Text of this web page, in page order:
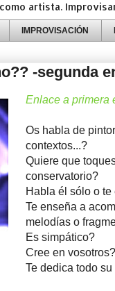
artista.
IMPROVISACIÓN
-segunda
Enlace a primera
Os habla de
contextos...?
Quiere que
conservatorio?
Habla él sólo o te
Te enseña a
melodías o
Es simpático?
Cree en vosotros?
Te dedica todo